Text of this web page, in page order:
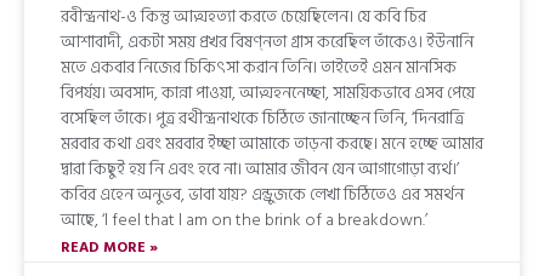
রবীন্দ্রনাথ-ও কিন্তু আত্মহত্যা করতে চেয়েছিলেন। যে কবি চির
আশাবাদী, একটা সময় প্রখর বিষণ্নতা গ্রাস করেছিল তাঁকেও। ইউনানি
মতে একবার নিজের চিকিৎসা করান তিনি। তাইতেই এমন মানসিক
বিপর্যয়। অবসাদ, কান্না পাওয়া, আত্মহননেচ্ছা, সাময়িকভাবে এসব পেয়ে
বসেছিল তাঁকে। পুত্র রথীন্দ্রনাথকে চিঠিতে জানাচ্ছেন তিনি, ‘দিনরাত্রি
মরবার কথা এবং মরবার ইচ্ছা আমাকে তাড়না করছে। মনে হচ্ছে আমার
দ্বারা কিছুই হয় নি এবং হবে না। আমার জীবন যেন আগাগোড়া ব্যর্থ।’
কবির এহেন অনুভব, ভাবা যায়? এন্ড্রুজকে লেখা চিঠিতেও এর সমর্থন
আছে, ‘l feel that l am on the brink of a breakdown.’
READ MORE »